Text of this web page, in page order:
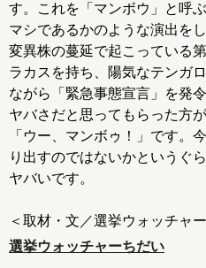
す。これを「マンボウ」と呼
マシであるかのような演出を
変異株の蔓延で起こっている
ラカスを持ち、陽気なテンガ
ながら「緊急事態宣言」を発
ヤバさだと思ってもらった方
「ウー、マンボゥ！」です。
り出すのではないかというぐ
ヤバいです。
＜取材・文／選挙ウォッチャ
選挙ウォッチャーちだい